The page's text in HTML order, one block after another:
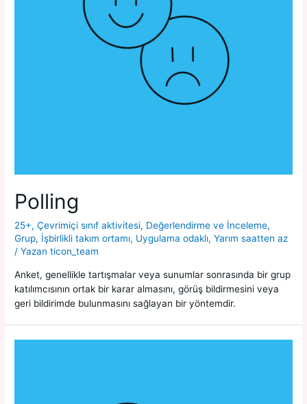
Polling
25+,Çevrimiçi sınıf aktivitesi, Değerlendirme ve İnceleme,
Grup, İşbirlikli takım ortamı, Uygulama odaklı,Yarım saatten az
/ Yazan ticon_team
Anket, genellikle tartışmalar veya sunumlar sonrasında bir grup
katılımcısının ortak bir karar almasını, görüş bildirmesini veya
geri bildirimde bulunmasını sağlayan bir yöntemdir.